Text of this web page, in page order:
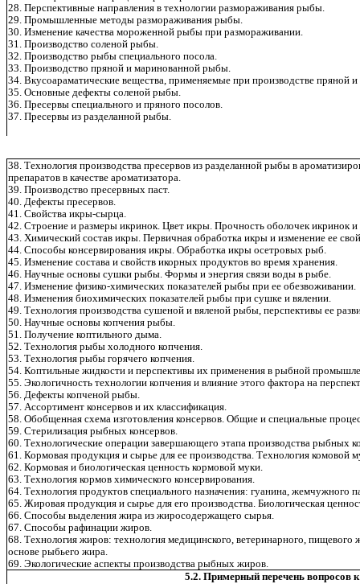
28. Перспективные направления в технологии размораживания рыбы.
29. Промышленные методы размораживания рыбы.
30. Изменение качества мороженной рыбы при размораживании.
31. Производство соленой рыбы.
32. Производство рыбы специального посола.
33. Производство пряной и маринованной рыбы.
34. Вкусоараматические вещества, применяемые при производстве
35. Основные дефекты соленой рыбы.
36. Пресервы специального и пряного посолов.
37. Пресервы из разделанной рыбы.
38. Технология производства пресервов из разделанной рыбы в
препаратов в качестве ароматизатора.
39. Производство пресервных паст.
40. Дефекты пресервов.
41. Свойства икры-сырца.
42. Строение и размеры икринок. Цвет икры. Прочность оболочек икринок и
43. Химический состав икры. Первичная обработка икры и изменение ее
44. Способы консервирования икры. Обработка икры осетровых рыб.
45. Изменение состава и свойств икорных продуктов во время хранения.
46. Научные основы сушки рыбы. Формы и энергия связи воды в рыбе.
47. Изменение физико-химических показателей рыбы при ее обезвоживании.
48. Изменения биохимических показателей рыбы при сушке и вялении.
49. Технология производства сушеной и вяленой рыбы, перспективы ее
50. Научные основы копчения рыбы.
51. Получение коптильного дыма.
52. Технология рыбы холодного копчения.
53. Технология рыбы горячего копчения.
54. Коптильные жидкости и перспективы их применения в рыбной
55. Экологичность технологии копчения и влияние этого фактора на
56. Дефекты копченой рыбы.
57. Ассортимент консервов и их классификация.
58. Обобщенная схема изготовления консервов. Общие и специальные
59. Стерилизация рыбных консервов.
60. Технологические операции завершающего этапа производства рыбных
61. Кормовая продукция и сырье для ее производства. Технология комовой
62. Кормовая и биологическая ценность кормовой муки.
63. Технология кормов химического консервирования.
64. Технология продуктов специального назначения: гуанина, жемчужного
65. Жировая продукция и сырье для его производства. Биологическая
66. Способы выделения жира из жиросодержащего сырья.
67. Способы рафинации жиров.
68. Технология жиров: технология медицинского, ветеринарного, пищевого
основе рыбьего жира.
69. Экологические аспекты производства рыбных жиров.
5.2. Примерный перечень вопросов